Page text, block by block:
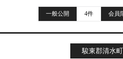
一般公開 4件 会員
駿東郡清水